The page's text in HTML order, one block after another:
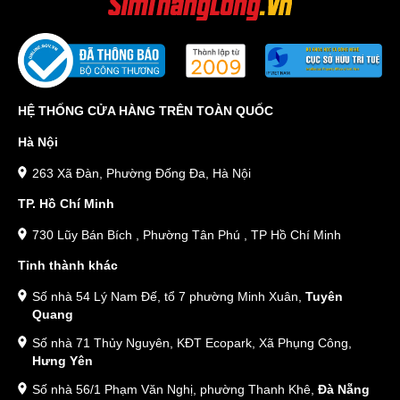
tiến lên giá rẻ dưới 2 triệu đồng phù hợp cho sinh viên hoặc người
Về nhà mạng, khách hàng có thể chọn các mạng lớn như Viettel,
Vinaphone, Mobifone để đảm bảo tốc độ và phủ sóng ổn định.
Hoặc chọn mạng nhỏ như Vietnamobile, Gmobile, iTelecom để tiết
kiệm chi phí nhưng vẫn đáp ứng nhu cầu liên lạc cơ bản.
Ngoài ra, sim tiến lên tại Sim Thăng Long còn đa dạng về cấu trúc
số với các đuôi tiến phổ biến như 123, 456, 678, 789 phù hợp với
chính hoặc dân văn phòng đang muốn đổi sang dãy sim dễ nhớ và
mang ý nghĩa phong thủy tốt. Mỗi dãy số mang ý nghĩa riêng,
người sở hữu vừa có số đẹp vừa hợp phong thủy.
HỆ THỐNG CỬA HÀNG TRÊN TOÀN QUỐC
Hà Nội
263 Xã Đàn, Phường Đống Đa, Hà Nội
TP. Hồ Chí Minh
730 Lũy Bán Bích , Phường Tân Phú , TP Hồ Chí Minh
Tỉnh thành khác
Số nhà 54 Lý Nam Đế, tổ 7 phường Minh Xuân, Tuyên
Quang
Số nhà 71 Thủy Nguyên, KĐT Ecopark, Xã Phụng Công,
Hưng Yên
Số nhà 56/1 Phạm Văn Nghị, phường Thanh Khê, Đà Nẵng